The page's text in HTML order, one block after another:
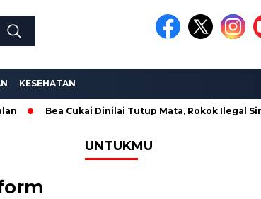
KESEHATAN
Cukai Dinilai Tutup Mata, Rokok Ilegal Sinar Gudang
UNTUKMU